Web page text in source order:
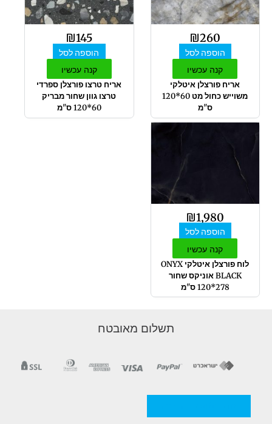
₪260
הוספה לסל
קנה עכשיו
אריח פורצלן איטלקי
משוייש כחול מט 60*120
ס"מ
₪145
הוספה לסל
קנה עכשיו
אריח טרצו פורצלן ספרדי
טרצו גוון שחור מבריק
60*120 ס"מ
₪1,980
הוספה לסל
קנה עכשיו
לוח פורצלן איטלקי ONYX
BLACK אוניקס שחור
278*120 ס"מ
תשלום מאובטח